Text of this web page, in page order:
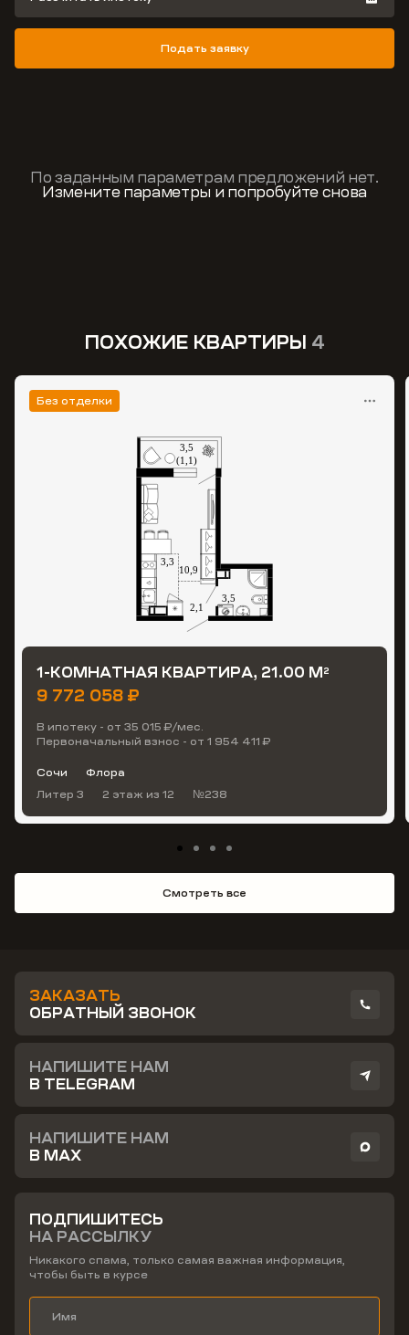
Подать заявку
По заданным параметрам предложений нет.
Измените параметры и попробуйте снова
ПОХОЖИЕ КВАРТИРЫ 4
Без отделки
1-КОМНАТНАЯ КВАРТИРА, 21.00 М2
9 772 058 ₽
В ипотеку - от 35 015 ₽/мес.
Первоначальный взнос - от 1 954 411 ₽
Сочи
Флора
Литер 3
2 этаж из 12 №238
Смотреть все
ЗАКАЗАТЬ
ОБРАТНЫЙ ЗВОНОК
НАПИШИТЕ НАМ
В TELEGRAM
НАПИШИТЕ НАМ
В MAX
ПОДПИШИТЕСЬ
НА РАССЫЛКУ
Никакого спама, только самая важная информация,
чтобы быть в курсе